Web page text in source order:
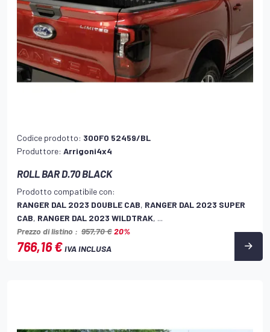
Codice prodotto: 300FO 52459/BL
Produttore: Arrigoni4x4
ROLL BAR D.70 BLACK
Prodotto compatibile con:
RANGER DAL 2023 DOUBLE CAB, RANGER DAL 2023 SUPER
CAB, RANGER DAL 2023 WILDTRAK, ...
Prezzo di listino : 957,70 €20%
766,16 €IVA INCLUSA